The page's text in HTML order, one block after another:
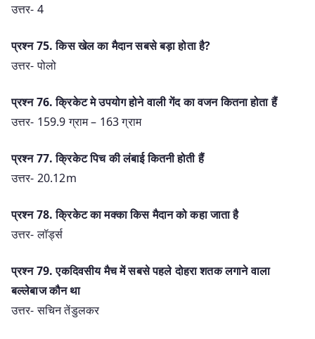
उत्तर- 4
प्रश्न 75. किस खेल का मैदान सबसे बड़ा होता है?
उत्तर- पोलो
प्रश्न 76. क्रिकेट मे उपयोग होने वाली गेंद का वजन कितना होता हैं
उत्तर- 159.9 ग्राम – 163 ग्राम
प्रश्न 77. क्रिकेट पिच की लंबाई कितनी होती हैं
उत्तर- 20.12m
प्रश्न 78. क्रिकेट का मक्का किस मैदान को कहा जाता है
उत्तर- लॉर्ड्स
प्रश्न 79. एकदिवसीय मैच में सबसे पहले दोहरा शतक लगाने वाला
बल्लेबाज कौन था
उत्तर- सचिन तेंडुलकर